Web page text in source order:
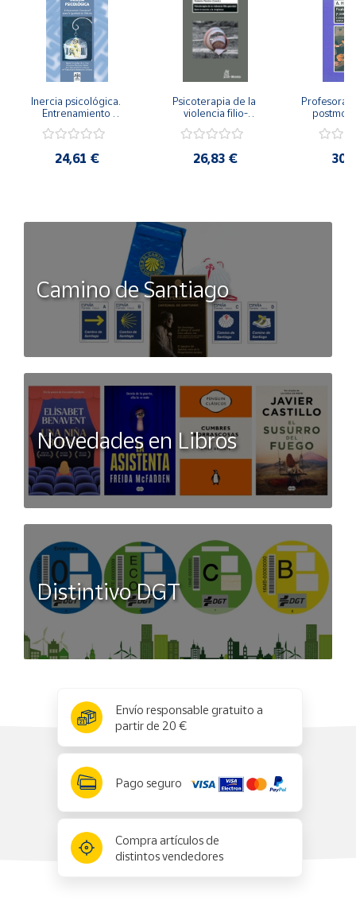
Inercia psicológica.
Entrenamiento
Igualdad de Género.
24,61 €
Psicoterapia de la
violencia filio-
secreto y la
26,83 €
Camino de Santiago
Novedades en Libros
Distintivo DGT
Envío responsable gratuito a
partir de 20 €
Pago seguro
Compra artículos de
distintos vendedores